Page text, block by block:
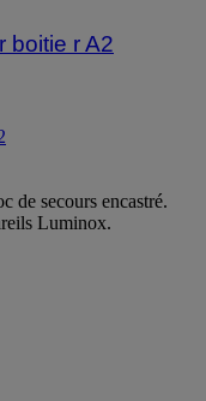
boitie r A2
de secours encastré.
Luminox.